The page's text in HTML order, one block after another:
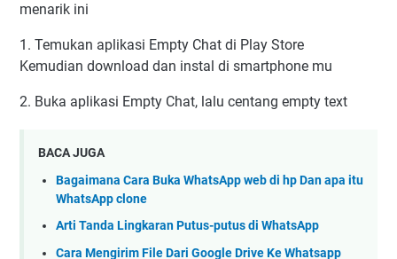
menarik ini
1. Temukan aplikasi Empty Chat di Play Store
Kemudian download dan instal di smartphone mu
2. Buka aplikasi Empty Chat, lalu centang empty text
BACA JUGA
Bagaimana Cara Buka WhatsApp web di hp Dan apa itu
WhatsApp clone
Arti Tanda Lingkaran Putus-putus di WhatsApp
Cara Mengirim File Dari Google Drive Ke Whatsapp